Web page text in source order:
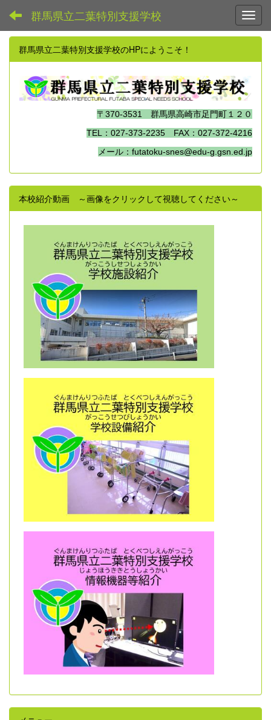
群馬県立二葉特別支援学校
群馬県立二葉特別支援学校のHPにようこそ！
〒370-3531 群馬県高崎市足門町１２０
TEL：027-373-2235 FAX：027-372-4216
メール：futatoku-snes@edu-g.gsn.ed.jp
本校紹介動画 ～画像をクリックして視聴してください～